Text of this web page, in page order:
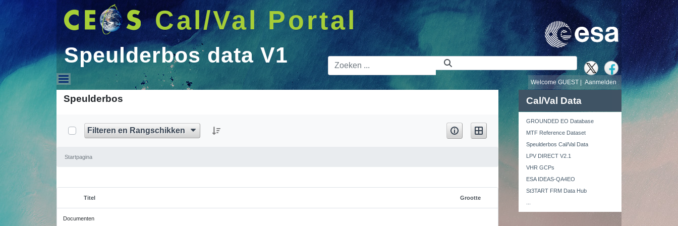
Cal/Val Portal
Speulderbos data V1 Zoekbalk
Aanmelden
Welcome GUEST |
Speulderbos data V1
Speulderbos
Filteren en Rangschikken
Startpagina
Titel Grootte
Documenten
Cal/Val Data
GROUNDED EO Database
MTF Reference Dataset
Speulderbos Cal/Val Data
LPV DIRECT V2.1
VHR GCPs
ESA IDEAS-QA4EO
St3TART FRM Data Hub